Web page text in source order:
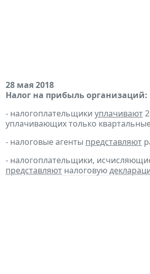
28 мая 2018
Налог на прибыль организаций:
- налогоплательщики уплачивают
уплачивающих только
- налоговые агенты представляют
- налогоплательщики,
представляют налоговую